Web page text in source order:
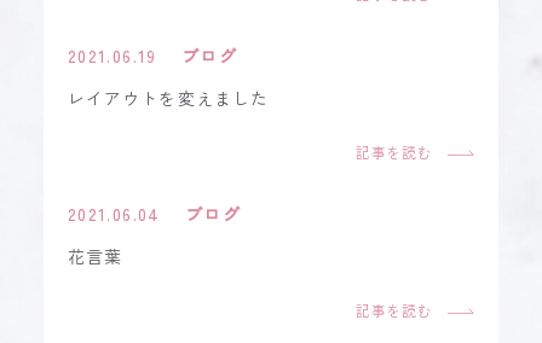
2021.06.19
ブログ
レイアウトを変えました
記事を読む
2021.06.04
ブログ
花言葉
記事を読む